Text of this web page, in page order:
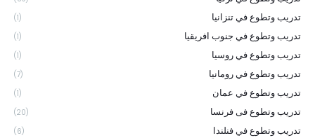
تدريب وتطوع في تنزانيا (1)
تدريب وتطوع في جنوب افريقيا (1)
تدريب وتطوع في روسيا (1)
تدريب وتطوع في رومانيا (7)
تدريب وتطوع في عمان (1)
تدريب وتطوع فى فرنسا (20)
تدريب وتطوع في فنلندا (6)